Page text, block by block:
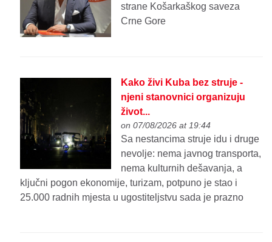
strane Košarkaškog saveza
Crne Gore
Kako živi Kuba bez struje -
njeni stanovnici organizuju
život...
on 07/08/2026 at 19:44
Sa nestancima struje idu i druge
nevolje: nema javnog transporta,
nema kulturnih dešavanja, a
ključni pogon ekonomije, turizam, potpuno je stao i
25.000 radnih mjesta u ugostiteljstvu sada je prazno